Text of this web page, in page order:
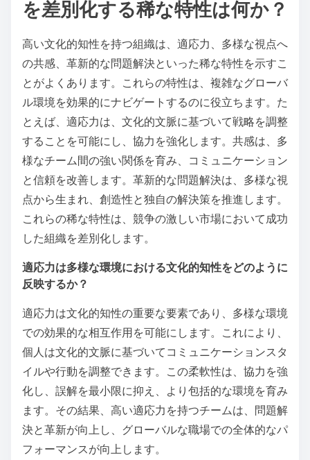
を差別化する稀な特性は何か？
高い文化的知性を持つ組織は、適応力、多様な視点へ
の共感、革新的な問題解決といった稀な特性を示すこ
とがよくあります。これらの特性は、複雑なグローバ
ル環境を効果的にナビゲートするのに役立ちます。た
とえば、適応力は、文化的文脈に基づいて戦略を調整
することを可能にし、協力を強化します。共感は、多
様なチーム間の強い関係を育み、コミュニケーション
と信頼を改善します。革新的な問題解決は、多様な視
点から生まれ、創造性と独自の解決策を推進します。
これらの稀な特性は、競争の激しい市場において成功
した組織を差別化します。
適応力は多様な環境における文化的知性をどのように
反映するか？
適応力は文化的知性の重要な要素であり、多様な環境
での効果的な相互作用を可能にします。これにより、
個人は文化的文脈に基づいてコミュニケーションスタ
イルや行動を調整できます。この柔軟性は、協力を強
化し、誤解を最小限に抑え、より包括的な環境を育み
ます。その結果、高い適応力を持つチームは、問題解
決と革新が向上し、グローバルな職場での全体的なパ
フォーマンスが向上します。